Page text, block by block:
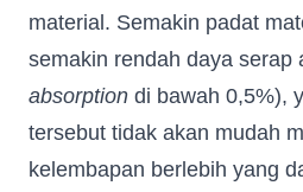
material. Semakin padat
semakin rendah daya serap
absorption di bawah 0,5%),
tersebut tidak akan mudah
kelembapan berlebih yang